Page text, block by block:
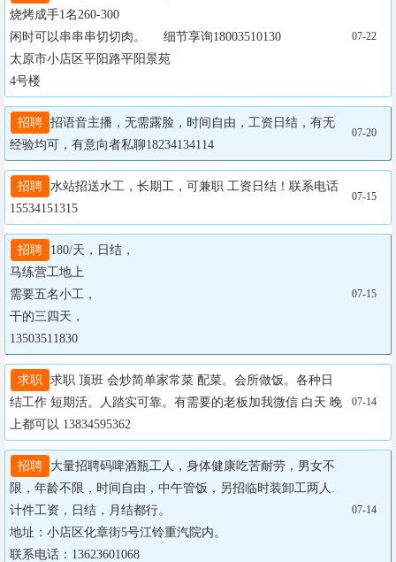
烧烤成手1名260-300
闲时可以串串串切切肉。     细节享询18003510130
太原市小店区平阳路平阳景苑
4号楼
07-22
招聘 招语音主播，无需露脸，时间自由，工资日结，有无
经验均可，有意向者私聊18234134114
07-20
招聘 水站招送水工，长期工，可兼职 工资日结！联系电话
15534151315
07-15
招聘
180/天，日结，
马练营工地上
需要五名小工，
干的三四天，
13503511830
07-15
求职
求职 顶班 会炒简单家常菜 配菜。会所做饭。各种日
结工作 短期活。人踏实可靠。有需要的老板加我微信 白天 晚
上都可以 13834595362
07-14
招聘
大量招聘码啤酒瓶工人，身体健康吃苦耐劳，男女不
限，年龄不限，时间自由，中午管饭，另招临时装卸工两人.
计件工资，日结，月结都行。
地址：小店区化章街5号江铃重汽院内。
联系电话：13623601068
07-14